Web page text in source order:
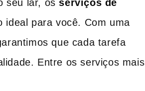
seu lar, osserviços‍ de
ideal para você. Com uma
que cada tarefa
Entre os‍ serviços mais